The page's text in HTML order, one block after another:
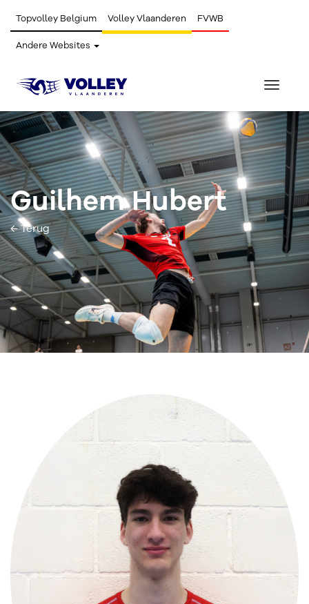
Topvolley Belgium Volley Vlaanderen FVWB
Andere Websites
Toggle
Guilhem Hubert
← Terug